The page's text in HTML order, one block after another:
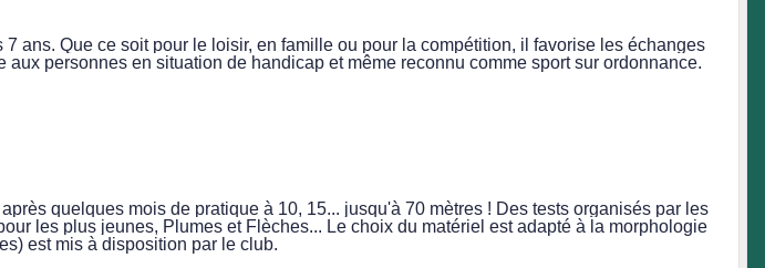
ans. Que ce soit pour le loisir, en famille ou pour la compétition, il favorise les échanges
personnes en situation de handicap et même reconnu comme sport sur ordonnance.
quelques mois de pratique à 10, 15... jusqu'à 70 mètres ! Des tests organisés par les
les plus jeunes, Plumes et Flèches... Le choix du matériel est adapté à la morphologie
est mis à disposition par le club.